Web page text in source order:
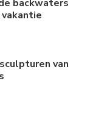
backwaters
van